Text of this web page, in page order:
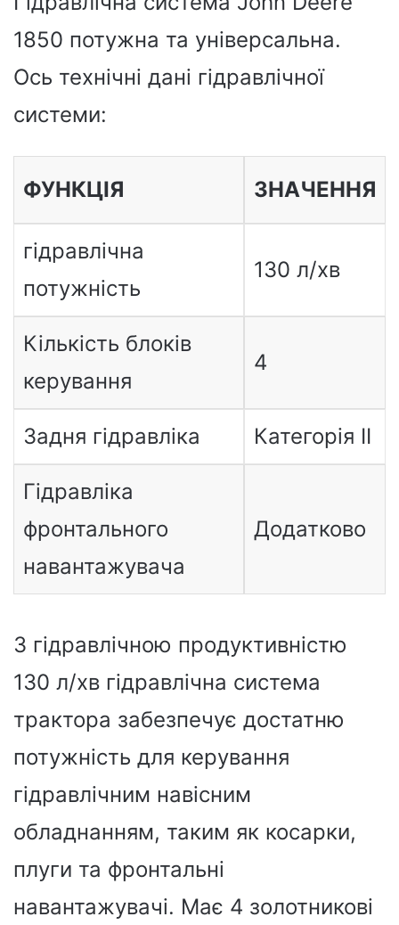
1850 потужна та універсальна.
Ось технічні дані гідравлічної
системи:
ФУНКЦІЯ ЗНАЧЕННЯ
гідравлічна
потужність
130 л/хв
Кількість блоків
керування
4
Задня гідравліка Категорія II
Гідравліка
фронтального
навантажувача
Додатково
З гідравлічною продуктивністю
130 л/хв гідравлічна система
трактора забезпечує достатню
потужність для керування
гідравлічним навісним
обладнанням, таким як косарки,
плуги та фронтальні
навантажувачі. Має 4 золотникові